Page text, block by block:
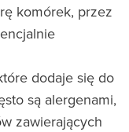
komórek, przez
dodaje się do
są alergenami,
zawierających